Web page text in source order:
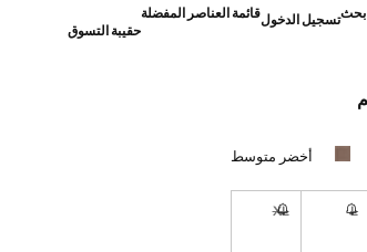
بحثتسجيل الدخولقائمة العناصر المفضلة
حقيبة التسوق
أخضر متوسط
L
XL